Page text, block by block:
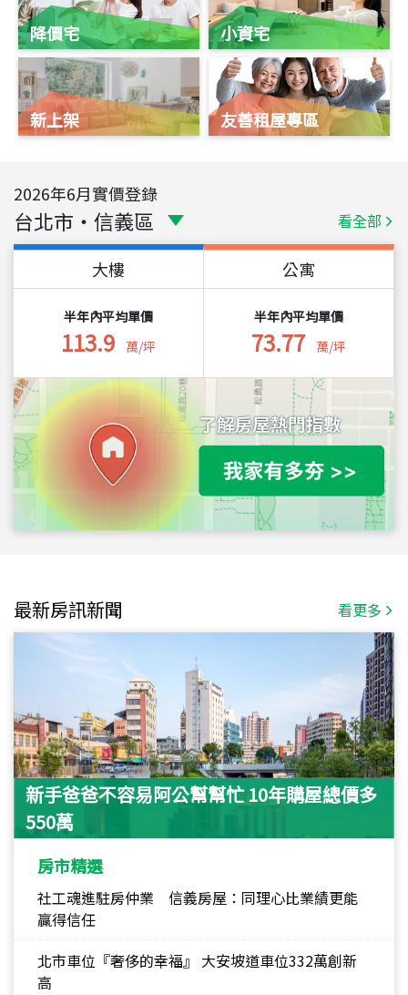
降價宅
新上架
小資宅
友善租屋專區
2026年6月實價登錄
台北市 ・ 信義區 看全部
大樓
半年內平均單價
113.9 萬/坪
公寓
半年內平均單價
73.77 萬/坪
最新房訊新聞 看更多
新手爸爸不容易阿公幫幫忙 10年購屋總價多
550萬
房市精選
社工魂進駐房仲業 信義房屋：同理心比業績更能
贏得信任
北市車位『奢侈的幸福』 大安坡道車位332萬創新
高